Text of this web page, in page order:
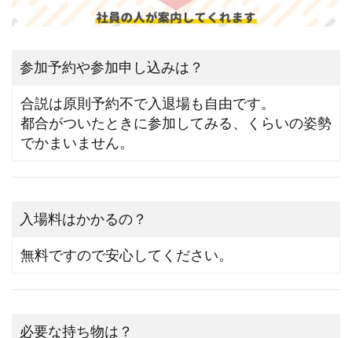
参加予約や参加申し込みは？
合説は原則予約不で入退場も自由です。
都合がついたときに参加してみる、くらいの姿勢
でかまいません。
入場料はかかるの？
無料ですので安心してください。
必要な持ち物は？